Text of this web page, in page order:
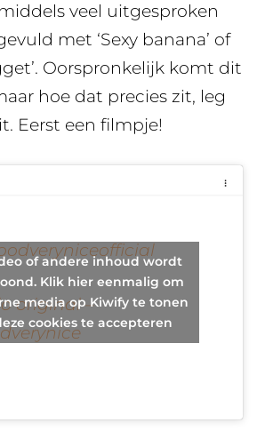
veel uitgesproken
met ‘Sexy banana’ of
Oorspronkelijk komt dit
hoe dat precies zit, leg
Eerst een filmpje!
original –
of andere inhoud wordt
Klik hier eenmalig om
media op Kiwify te tonen
cookies te accepteren